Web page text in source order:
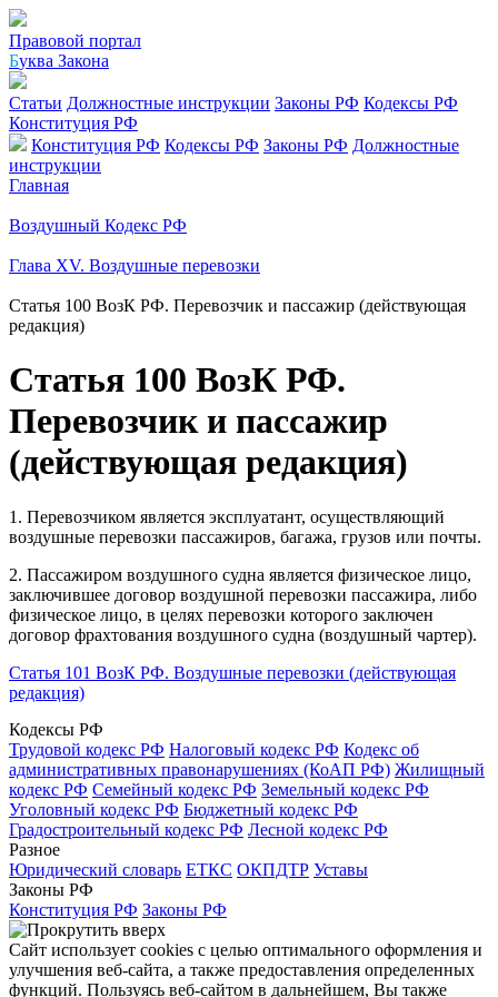
Правовой портал
Буква Закона
Статьи Должностные инструкции Законы РФ Кодексы РФ
Конституция РФ
Конституция РФ Кодексы РФ Законы РФ Должностные
инструкции
Главная
Воздушный Кодекс РФ
Глава XV. Воздушные перевозки
Статья 100 ВозК РФ. Перевозчик и пассажир (действующая
редакция)
Статья 100 ВозК РФ.
Перевозчик и пассажир
(действующая редакция)
1. Перевозчиком является эксплуатант, осуществляющий
воздушные перевозки пассажиров, багажа, грузов или почты.
2. Пассажиром воздушного судна является физическое лицо,
заключившее договор воздушной перевозки пассажира, либо
физическое лицо, в целях перевозки которого заключен
договор фрахтования воздушного судна (воздушный чартер).
Статья 101 ВозК РФ. Воздушные перевозки (действующая
редакция)
Кодексы РФ
Трудовой кодекс РФ Налоговый кодекс РФ Кодекс об
административных правонарушениях (КоАП РФ) Жилищный
кодекс РФ Семейный кодекс РФ Земельный кодекс РФ
Уголовный кодекс РФ Бюджетный кодекс РФ
Градостроительный кодекс РФ Лесной кодекс РФ
Разное
Юридический словарь ЕТКС ОКПДТР Уставы
Законы РФ
Конституция РФ Законы РФ
Сайт использует cookies с целью оптимального оформления и
улучшения веб-сайта, а также предоставления определенных
функций. Пользуясь веб-сайтом в дальнейшем, Вы также